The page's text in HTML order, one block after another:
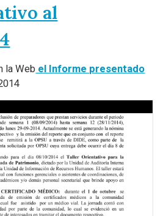
al
la Web el Informe presentado